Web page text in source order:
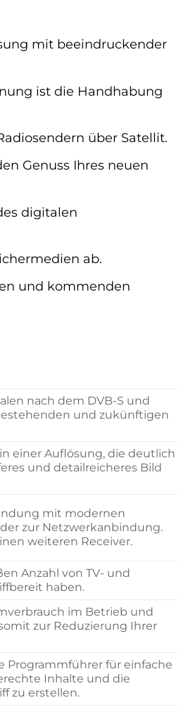
mit beeindruckender
ist die Handhabung
über Satellit.
Genuss Ihres neuen
digitalen
ab.
und kommenden
nach dem DVB-S und
und zukünftigen
einer Auflösung, die deutlich
und detailreicheres Bild
mit modernen
zur Netzwerkanbindung.
weiteren Receiver.
Anzahl von TV- und
haben.
im Betrieb und
zur Reduzierung Ihrer
Programmführer für einfache
Inhalte und die
zu erstellen.